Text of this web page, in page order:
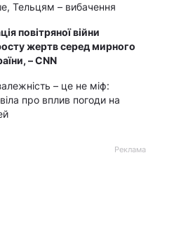
Тельцям – вибачення
повітряної війни
жертв серед мирного
– CNN
– це не міф:
про вплив погоди на
Реклама